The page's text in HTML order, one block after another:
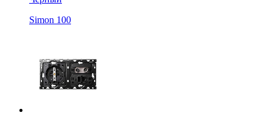
Simon 100